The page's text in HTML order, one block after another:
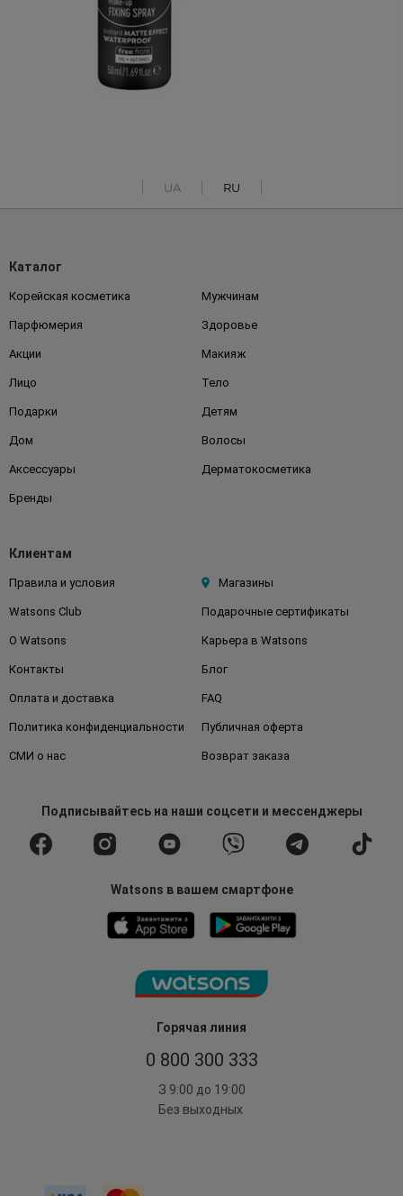
UA RU
Горячая линия
0 800 300 333
З 9:00 до 19:00
Без выходных
Каталог
Корейская косметика Мужчинам
Парфюмерия Здоровье
Акции Макияж
Лицо Тело
Подарки Детям
Дом Волосы
Аксессуары Дерматокосметика
Бренды
Клиентам
Правила и условия Магазины
Watsons Club Подарочные сертификаты
О Watsons Карьера в Watsons
Контакты Блог
Оплата и доставка FAQ
Политика конфиденциальности Публичная оферта
СМИ о нас Возврат заказа
Подписывайтесьна наши соцсети и мессенджеры
Watsons в вашем смартфоне